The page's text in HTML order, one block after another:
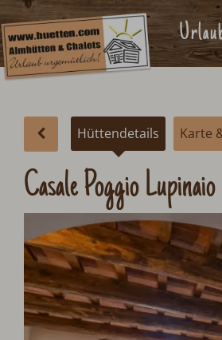
Hüttendetails Karte
Casale Poggio Lupinaio